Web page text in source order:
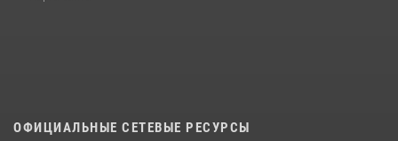
ОФИЦИАЛЬНЫЕ СЕТЕВЫЕ РЕСУРСЫ